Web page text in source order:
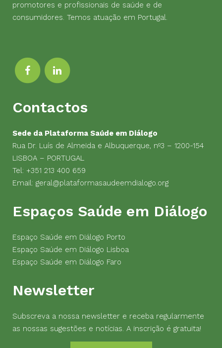
promotores e profissionais de saúde e de
consumidores. Temos atuação em Portugal.
Contactos
Sede da Plataforma Saúde em Diálogo
Rua Dr. Luís de Almeida e Albuquerque, nº3 – 1200-154
LISBOA – PORTUGAL
Tel: +351 213 400 659
Email: geral@plataformasaudeemdialogo.org
Espaços Saúde em Diálogo
Espaço Saúde em Diálogo Porto
Espaço Saúde em Diálogo Lisboa
Espaço Saúde em Diálogo Faro
Newsletter
Subscreva a nossa newsletter e receba regularmente
as nossas sugestões e notícias. A inscrição é gratuita!